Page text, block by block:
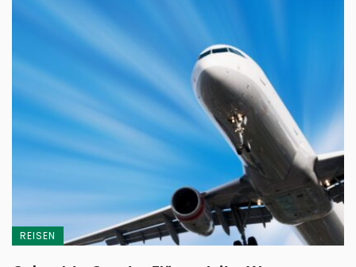
REISEN